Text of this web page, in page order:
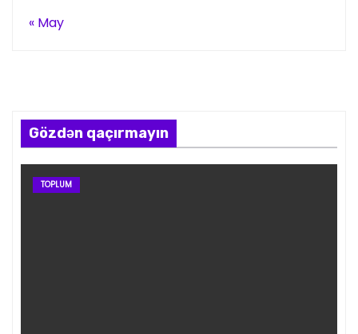
« May
Gözdən qaçırmayın
TOPLUM